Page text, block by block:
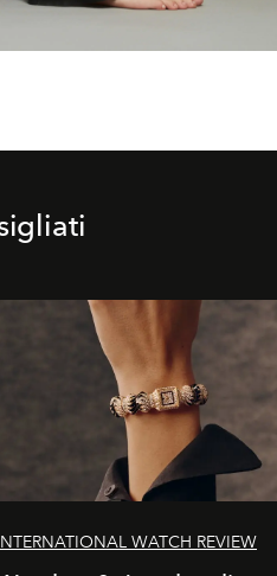
WATCH REVIEW